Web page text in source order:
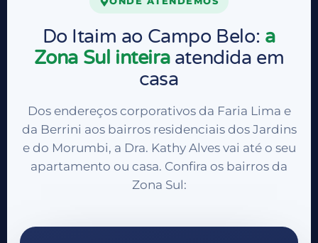
Do Itaim ao Campo Belo: a
Zona Sul inteiraatendida em
casa
Dos endereços corporativos da Faria Lima e
da Berrini aos bairros residenciais dos Jardins
e do Morumbi, a Dra. Kathy Alvesvai até o seu
apartamento ou casa. Confira os bairros da
Zona Sul: